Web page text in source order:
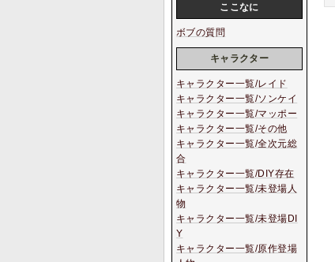
ここなに
ボブの質問
キャラクター
キャラクター一覧/レイド
キャラクター一覧/ソンケイ
キャラクター一覧/マッポー
キャラクター一覧/その他
キャラクター一覧/全次元総
合
キャラクター一覧/DIY存在
キャラクター一覧/未登場人
物
キャラクター一覧/未登場DI
Y
キャラクター一覧/原作登場